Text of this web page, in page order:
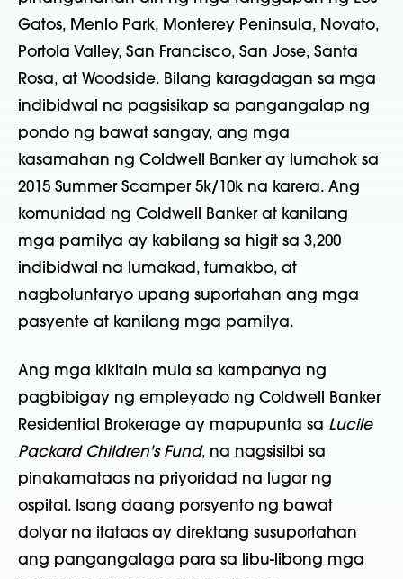
Gatos, Menlo Park, Monterey Peninsula, Novato,
Portola Valley, San Francisco, San Jose, Santa
Rosa, at Woodside. Bilang karagdagan sa mga
indibidwal na pagsisikap sa pangangalap ng
pondo ng bawat sangay, ang mga
kasamahan ng Coldwell Banker ay lumahok sa
2015 Summer Scamper 5k/10k na karera. Ang
komunidad ng Coldwell Banker at kanilang
mga pamilya ay kabilang sa higit sa 3,200
indibidwal na lumakad, tumakbo, at
nagboluntaryo upang suportahan ang mga
pasyente at kanilang mga pamilya.
Ang mga kikitain mula sa kampanya ng
pagbibigay ng empleyado ng Coldwell Banker
Residential Brokerage ay mapupunta sa Lucile
Packard Children's Fund, na nagsisilbi sa
pinakamataas na priyoridad na lugar ng
ospital. Isang daang porsyento ng bawat
dolyar na itataas ay direktang susuportahan
ang pangangalaga para sa libu-libong mga